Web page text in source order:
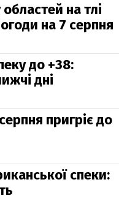
на тлі
на 7 серпня
до +38:
дні
пригріє до
спеки: